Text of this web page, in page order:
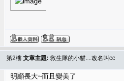
第2樓 文章主題: 救生隊的小貓....改名叫cc
明顯長大~而且變美了